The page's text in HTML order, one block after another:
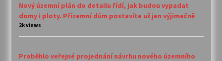
Nový územní plán do detailu řídí, jak budou vypadat
domy i ploty. Přízemní dům postavíte už jen výjimečně
2k views
Proběhlo veřejné projednání návrhu nového územního